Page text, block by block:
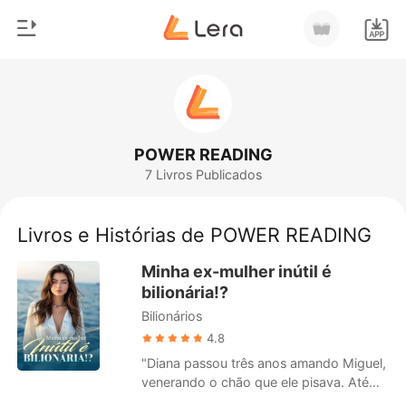
Baixar App
Lobisomem
Romance
Bilionários
Ranking
POWER READING
7 Livros Publicados
Livros e Histórias de POWER READING
Minha ex-mulher inútil é
bilionária!?
Bilionários
4.8
"Diana passou três anos amando Miguel,
venerando o chão que ele pisava. Até